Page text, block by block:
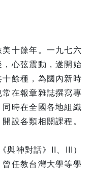
十餘年。一九七六
心弦震動，遂開始
餘種，為國內新時
在報章雜誌撰寫專
時在全國各地組織
設各類相關課程。
與神對話》II、III）
任教台灣大學等學